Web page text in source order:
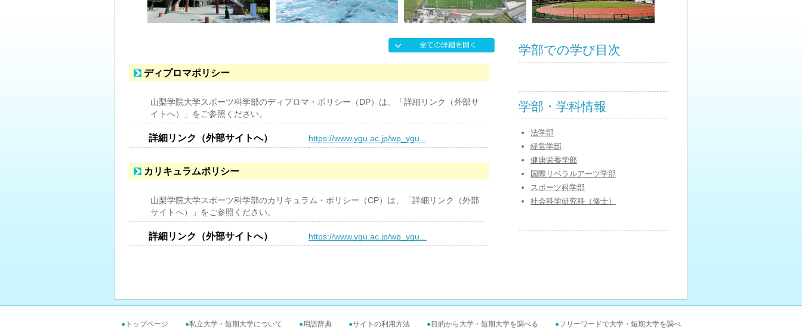
ディプロマポリシー
山梨学院大学スポーツ科学部のディプロマ・ポリシー（DP）は、「詳細リンク（外部サ
イトへ）」をご参照ください。
詳細リンク（外部サイトへ） https://www.ygu.ac.jp/wp_ygu...
カリキュラムポリシー
山梨学院大学スポーツ科学部のカリキュラム・ポリシー（CP）は、「詳細リンク（外部
サイトへ）」をご参照ください。
詳細リンク（外部サイトへ） https://www.ygu.ac.jp/wp_ygu...
学部での学び目次
学部・学科情報
法学部
経営学部
健康栄養学部
国際リベラルアーツ学部
スポーツ科学部
社会科学研究科（修士）
● トップページ ●私立大学・短期大学について ●用語辞典 ●サイトの利用方法 ●目的から大学・短期大学を調べる ●フリーワードで大学・短期大学を調べ